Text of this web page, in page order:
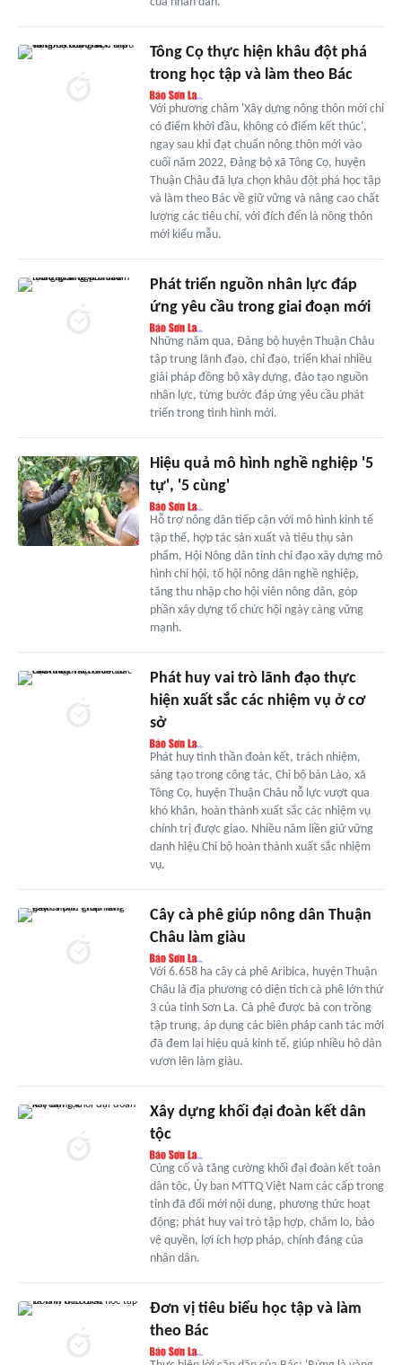
Tông Cọ thực hiện khâu đột phá
trong học tập và làm theo Bác
Với phương châm 'Xây dựng nông thôn mới chỉ
có điểm khởi đầu, không có điểm kết thúc',
ngay sau khi đạt chuẩn nông thôn mới vào
cuối năm 2022, Đảng bộ xã Tông Cọ, huyện
Thuận Châu đã lựa chọn khâu đột phá học tập
và làm theo Bác về giữ vững và nâng cao chất
lượng các tiêu chí, với đích đến là nông thôn
mới kiểu mẫu.
Phát triển nguồn nhân lực đáp
ứng yêu cầu trong giai đoạn mới
Những năm qua, Đảng bộ huyện Thuận Châu
tập trung lãnh đạo, chỉ đạo, triển khai nhiều
giải pháp đồng bộ xây dựng, đào tạo nguồn
nhân lực, từng bước đáp ứng yêu cầu phát
triển trong tình hình mới.
Hiệu quả mô hình nghề nghiệp '5
tự', '5 cùng'
Hỗ trợ nông dân tiếp cận với mô hình kinh tế
tập thể, hợp tác sản xuất và tiêu thụ sản
phẩm, Hội Nông dân tỉnh chỉ đạo xây dựng mô
hình chi hội, tổ hội nông dân nghề nghiệp,
tăng thu nhập cho hội viên nông dân, góp
phần xây dựng tổ chức hội ngày càng vững
mạnh.
Phát huy vai trò lãnh đạo thực
hiện xuất sắc các nhiệm vụ ở cơ
sở
Phát huy tinh thần đoàn kết, trách nhiệm,
sáng tạo trong công tác, Chi bộ bản Lào, xã
Tông Cọ, huyện Thuận Châu nỗ lực vượt qua
khó khăn, hoàn thành xuất sắc các nhiệm vụ
chính trị được giao. Nhiều năm liền giữ vững
danh hiệu Chi bộ hoàn thành xuất sắc nhiệm
vụ.
Cây cà phê giúp nông dân Thuận
Châu làm giàu
Với 6.658 ha cây cà phê Aribica, huyện Thuận
Châu là địa phương có diện tích cà phê lớn thứ
3 của tỉnh Sơn La. Cà phê được bà con trồng
tập trung, áp dụng các biên pháp canh tác mới
đã đem lại hiệu quả kinh tế, giúp nhiều hộ dân
vươn lên làm giàu.
Xây dựng khối đại đoàn kết dân
tộc
Củng cố và tăng cường khối đại đoàn kết toàn
dân tộc, Ủy ban MTTQ Việt Nam các cấp trong
tỉnh đã đổi mới nội dung, phương thức hoạt
động; phát huy vai trò tập hợp, chăm lo, bảo
vệ quyền, lợi ích hợp pháp, chính đáng của
nhân dân.
Đơn vị tiêu biểu học tập và làm
theo Bác